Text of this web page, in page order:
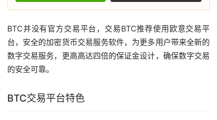
BTC并没有官方交易平台，交易BTC推荐使用欧意交易平
台，安全的加密货币交易服务软件，为更多用户带来全新的
数字交易服务，更高高达四倍的保证金设计，确保数字交易
的安全可靠。
BTC交易平台特色